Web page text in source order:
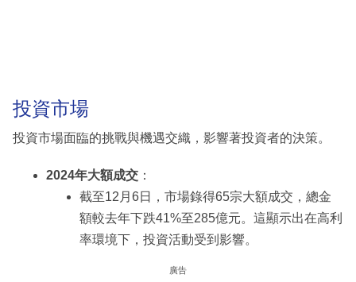
投資市場
投資市場面臨的挑戰與機遇交織，影響著投資者的決策。
2024年大額成交 ：
截至12月6日，市場錄得65宗大額成交，總金
額較去年下跌41%至285億元。這顯示出在高利
率環境下，投資活動受到影響。
廣告